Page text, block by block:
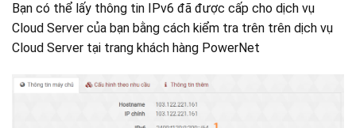
Bạn có thể lấy thông tin IPv6 đã được cấp cho dịch vụ
Cloud Server của bạn bằng cách kiểm tra trên trên dịch vụ
Cloud Server tại trang khách hàng PowerNet